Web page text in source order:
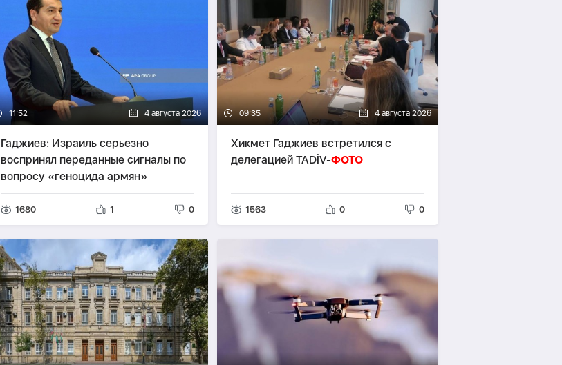
11:52 4 августа 2026
Гаджиев: Израиль серьезно
воспринял переданные сигналы по
вопросу «геноцида армян»
1680 1 0
09:35 4 августа 2026
Хикмет Гаджиев встретился с
делегацией TADİV-ФОТО
1563 0 0